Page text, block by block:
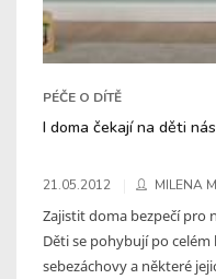
PÉČE O DÍTĚ
I doma čekají na děti
21.05.2012 MILENA
Zajistit doma bezpečí pro
Děti se pohybují po
sebezáchovy a některé